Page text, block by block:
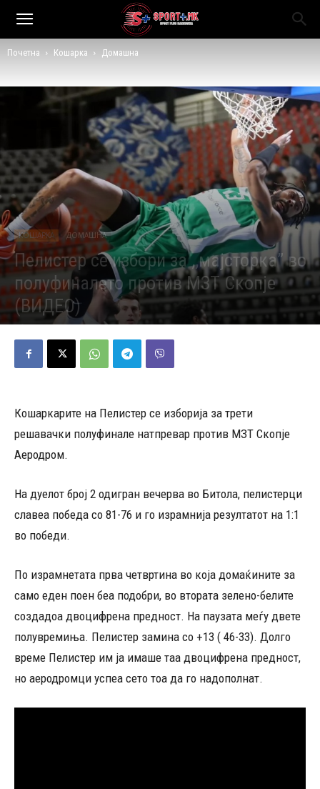
Почетна Кошарка Домашна
КОШАРКА ДОМАШНА
Пелистер се избори за ,,мајсторка” во
полуфиналето против МЗТ Скопје
(ВИДЕО)
Објавено од Д.Т. - 10/05/2026 619
Кошаркарите на Пелистер се изборија за трети
решавачки полуфинале натпревар против МЗТ Скопје
Аеродром.
На дуелот број 2 одигран вечерва во Битола, пелистерци
славеа победа со 81-76 и го израмнија резултатот на 1:1
во победи.
По израмнетата прва четвртина во која домаќините за
само еден поен беа подобри, во втората зелено-белите
создадоа двоцифрена предност. На паузата меѓу двете
полувремиња. Пелистер замина со +13 ( 46-33). Долго
време Пелистер им ја имаше таа двоцифрена предност,
но аеродромци успеа сето тоа да го надополнат.